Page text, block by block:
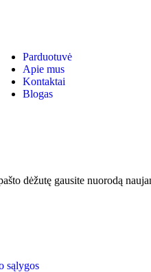
Parduotuvė
Apie mus
Kontaktai
Blogas
dėžutę gausite nuorodą
sąlygos